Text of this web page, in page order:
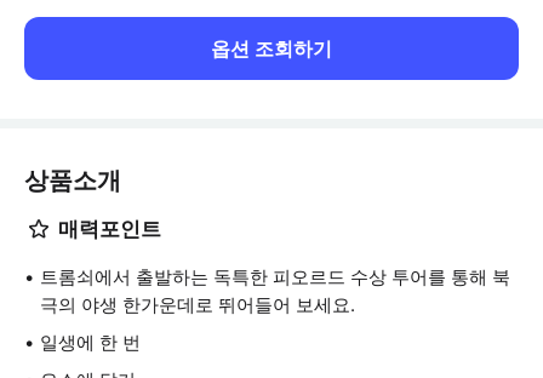
옵션 조회하기
상품소개
매력포인트
트롬쇠에서 출발하는 독특한 피오르드 수상 투어를 통해 북
극의 야생 한가운데로 뛰어들어 보세요.
일생에 한 번